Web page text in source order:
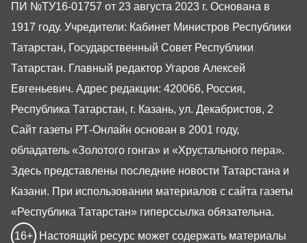
ПИ №ТУ16-01757 от 23 августа 2023 г. Основана в
1917 году. Учредители: Кабинет Министров Республики
Татарстан, Государственный Совет Республики
Татарстан. Главный редактор Угаров Алексей
Евгеньевич. Адрес редакции: 420066, Россия,
Республика Татарстан, г. Казань, ул. Декабристов, 2
Сайт газеты РТ-Онлайн основан в 2001 году,
обладатель «Золотого гонга» и «Хрустального пера».
Здесь представлены последние новости Татарстана и
Казани. При использовании материалов с сайта газеты
«Республика Татарстан» гиперссылка обязательна.
16+ Настоящий ресурс может содержать материалы